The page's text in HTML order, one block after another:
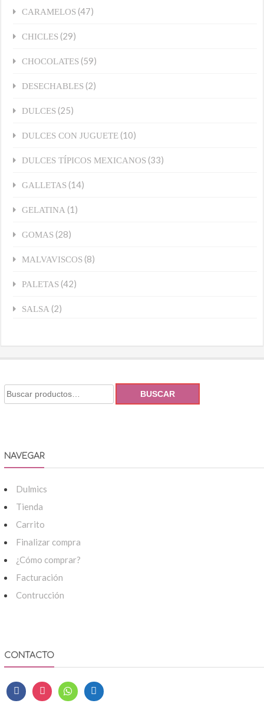
CARAMELOS (47)
CHICLES (29)
CHOCOLATES (59)
DESECHABLES (2)
DULCES (25)
DULCES CON JUGUETE (10)
DULCES TÍPICOS MEXICANOS (33)
GALLETAS (14)
GELATINA (1)
GOMAS (28)
MALVAVISCOS (8)
PALETAS (42)
SALSA (2)
BUSCAR
NAVEGAR
Dulmics
Tienda
Carrito
Finalizar compra
¿Cómo comprar?
Facturación
Contrucción
CONTACTO